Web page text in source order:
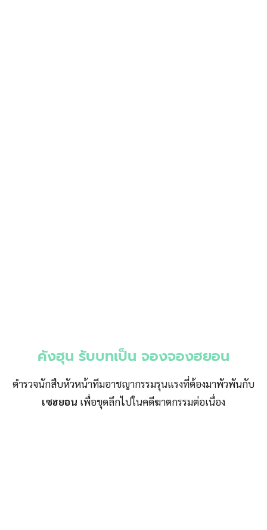
คังฮุน รับบทเป็น จองจองฮยอน
ตำรวจนักสืบหัวหน้าทีมอาชญากรรมรุนแรงที่ต้องมาพัวพันกับ
เซฮยอน เพื่อขุดลึกไปในคดีฆาตกรรมต่อเนื่อง